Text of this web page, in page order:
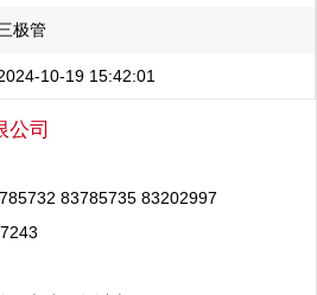
极管
10-19 15:42:01
公司
83785735 83202997